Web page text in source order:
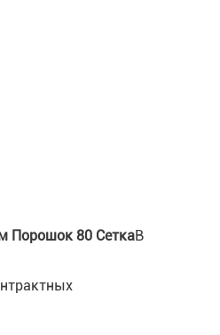
Порошок 80 СеткаВ